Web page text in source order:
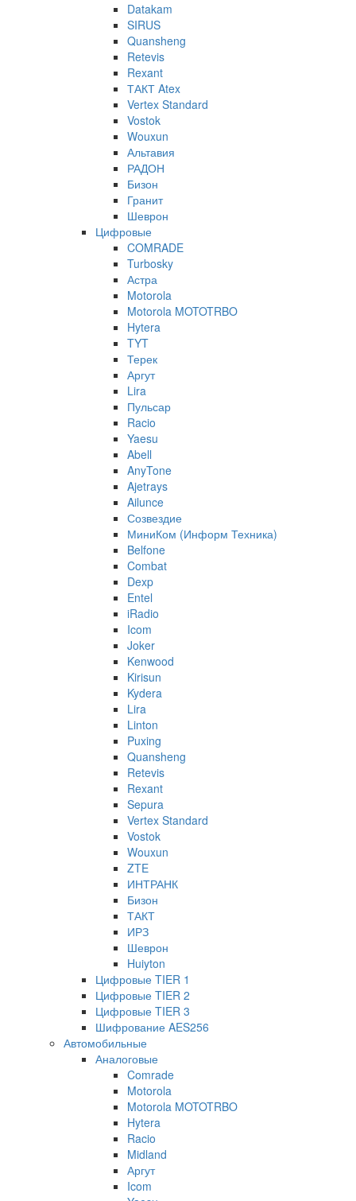
Datakam
SIRUS
Quansheng
Retevis
Rexant
ТАКТ Atex
Vertex Standard
Vostok
Wouxun
Альтавия
РАДОН
Бизон
Гранит
Шеврон
Цифровые
COMRADE
Turbosky
Астра
Motorola
Motorola MOTOTRBO
Hytera
TYT
Терек
Аргут
Lira
Пульсар
Racio
Yaesu
Abell
AnyTone
Ajetrays
Ailunce
Созвездие
МиниКом (Информ Техника)
Belfone
Combat
Dexp
Entel
iRadio
Icom
Joker
Kenwood
Kirisun
Kydera
Lira
Linton
Puxing
Quansheng
Retevis
Rexant
Sepura
Vertex Standard
Vostok
Wouxun
ZTE
ИНТРАНК
Бизон
ТАКТ
ИРЗ
Шеврон
Huiyton
Цифровые TIER 1
Цифровые TIER 2
Цифровые TIER 3
Шифрование AES256
Автомобильные
Аналоговые
Comrade
Motorola
Motorola MOTOTRBO
Hytera
Racio
Midland
Аргут
Icom